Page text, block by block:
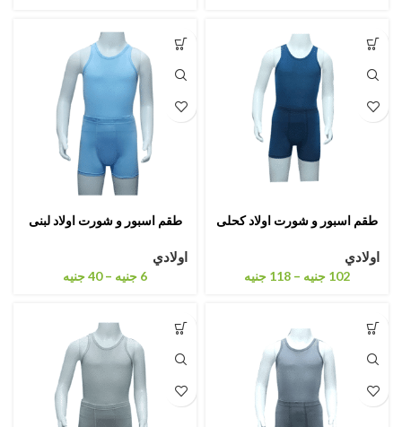
طقم اسبور و شورت اولاد كحلى
اولادي
102 جنيه –
118 جنيه
طقم اسبور و شورت اولاد لبنى
اولادي
6 جنيه –
40جنيه